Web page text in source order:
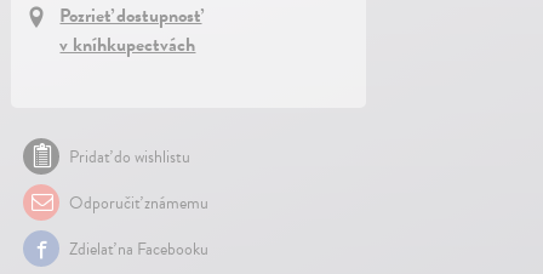
Pozrieť dostupnosť
v kníhkupectvách
Pridať do wishlistu
Odporučiť známemu
Zdielať na Facebooku